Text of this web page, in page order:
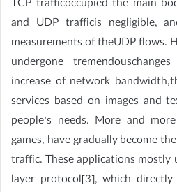
TCP trafficoccupied the main
and UDP trafficis negligible,
measurements of theUDP flows.
undergone
increase of network
services based on images and
people’s needs. More and
games, have gradually become
traffic. These applications
layer protocol[3], which